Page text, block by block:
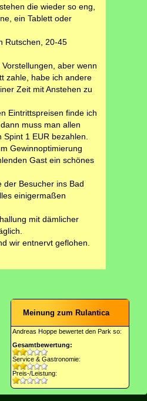
die wieder so eng,
ein Tablett oder
Rutschen, 20-45
aber wenn
zahle, habe ich andere
Zeit mit Anstehen zu
Eintrittspreisen finde ich
muss man allen
1 EUR bezahlen.
Gewinnoptimierung
Gast ein schönes
der Besucher ins Bad
einigermaßen
mit dämlicher
wir entnervt geflohen.
Meinung zum Rulantica
Andreas Hoppe bewertet den Park so:
Gesamtbewertung:
Service & Gastronomie:
Preis-/Leistung: